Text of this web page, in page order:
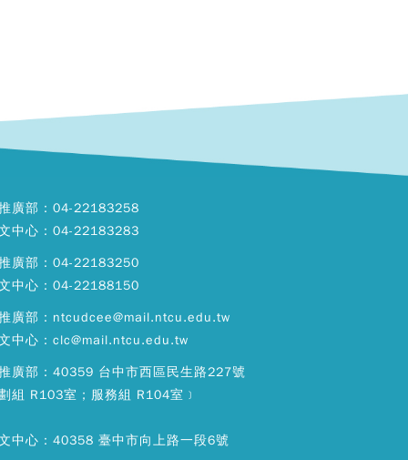
廣部：04-22183258
中心：04-22183283
廣部：04-22183250
中心：04-22188150
廣部：ntcudcee@mail.ntcu.edu.tw
中心：clc@mail.ntcu.edu.tw
廣部：40359 台中市西區民生路227號
組 R103室；服務組 R104室﹞
中心：40358 臺中市向上路一段6號